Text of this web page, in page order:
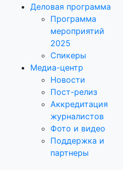
Деловая программа
Программа
мероприятий
2025
Спикеры
Медиа-центр
Новости
Пост-релиз
Аккредитация
журналистов
Фото и видео
Поддержка и
партнеры